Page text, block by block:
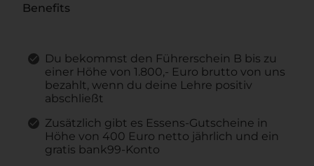
Benefits
Du bekommst den Führerschein B bis zu
einer Höhe von 1.800,- Euro brutto von uns
bezahlt, wenn du deine Lehre positiv
abschließt
Zusätzlich gibt es Essens-Gutscheine in
Höhe von 400 Euro netto jährlich und ein
gratis bank99-Konto